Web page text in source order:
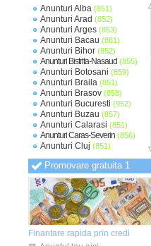
Anunturi Alba (851)
Anunturi Arad (852)
Anunturi Arges (853)
Anunturi Bacau (861)
Anunturi Bihor (852)
Anunturi Bistrita-Nasaud (855)
Anunturi Botosani (859)
Anunturi Braila (851)
Anunturi Brasov (858)
Anunturi Bucuresti (952)
Anunturi Buzau (857)
Anunturi Calarasi (851)
Anunturi Caras-Severin (856)
Anunturi Cluj (851)
Anunturi Constanta
Anunturi Covasna(848)
Anunturi Dambovita(851)
Anunturi Dolj(852)
Anunturi Galati(853)
Anunturi Giurgiu(849)
Anunturi Gorj(848)
Anunturi Harghita (849)
Anunturi Hunedoara
Promovare gratuita 1
Finantare rapida prin credi